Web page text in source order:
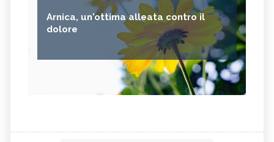
Arnica, un'ottima alleata contro il
dolore